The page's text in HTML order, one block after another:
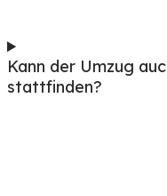
Kann der Umzug
stattfinden?